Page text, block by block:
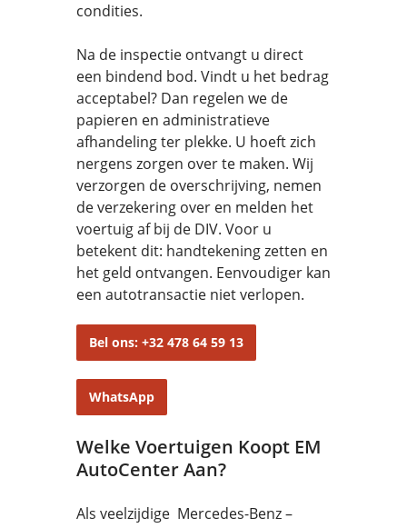
condities.
Na de inspectie ontvangt u direct
een bindend bod. Vindt u het bedrag
acceptabel? Dan regelen we de
papieren en administratieve
afhandeling ter plekke. U hoeft zich
nergens zorgen over te maken. Wij
verzorgen de overschrijving, nemen
de verzekering over en melden het
voertuig af bij de DIV. Voor u
betekent dit: handtekening zetten en
het geld ontvangen. Eenvoudiger kan
een autotransactie niet verlopen.
Bel ons: +32 478 64 59 13
WhatsApp
Welke Voertuigen Koopt EM
AutoCenter Aan?
Als veelzijdige Mercedes-Benz –